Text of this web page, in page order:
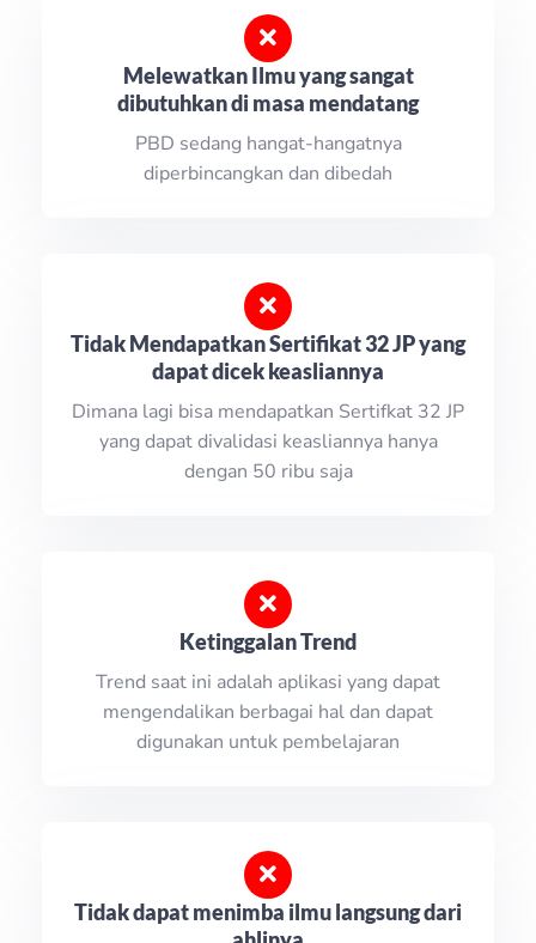
Melewatkan Ilmu yang sangat
dibutuhkan di masa mendatang
PBD sedang hangat-hangatnya
diperbincangkan dan dibedah
Tidak Mendapatkan Sertifikat 32 JP yang
dapat dicek keasliannya
Dimana lagi bisa mendapatkan Sertifkat 32 JP
yang dapat divalidasi keasliannya hanya
dengan 50 ribu saja
Ketinggalan Trend
Trend saat ini adalah aplikasi yang dapat
mengendalikan berbagai hal dan dapat
digunakan untuk pembelajaran
Tidak dapat menimba ilmu langsung dari